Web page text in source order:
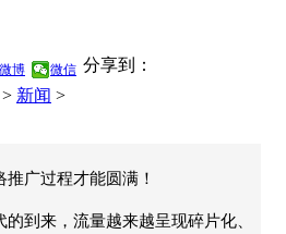
分享到：
博 微信
> 新闻 >
广过程才能圆满！
到来，流量越来越呈现碎片化、